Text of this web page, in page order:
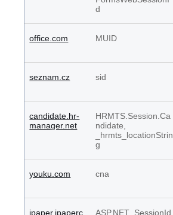
d
office.com MUID
seznam.cz sid
candidate.hr-
manager.net
HRMTS.Session.Ca
ndidate,
_hrmts_locationStrin
g
youku.com cna
ipaper.ipaperc
ASP.NET_SessionId